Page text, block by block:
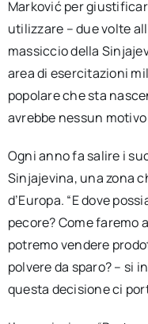
Marković per
utilizzare – due volte
massiccio della
area di esercitazioni
popolare che sta
avrebbe nessun
Ogni anno fa salire i
Sinjajevina, una zona
d’Europa. “E dove
pecore? Come faremo
potremo vendere
polvere da sparo? – si
questa decisione ci